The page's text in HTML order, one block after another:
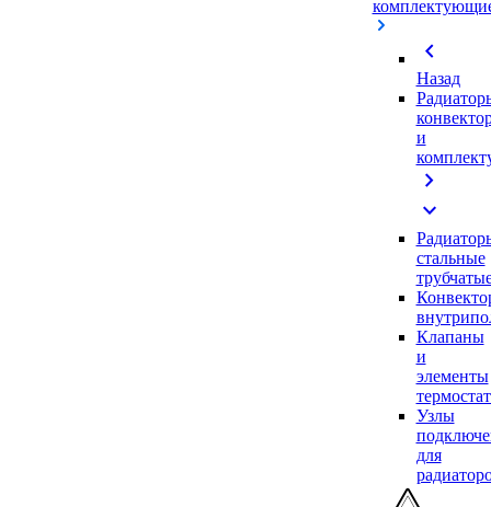
chevron_left
Назад
и
chevron_right
expand_more
стальные
Клапаны
и
элементы
Узлы
для